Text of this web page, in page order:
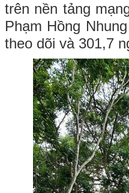
trên nền tảng
Phạm Hồng
theo dõi và 301,7